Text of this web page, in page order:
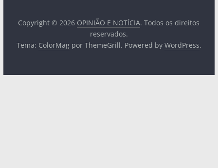
Copyright © 2026 OPINIÃO E NOTÍCIA. Todos os direitos
reservados.
Tema: ColorMagpor ThemeGrill. Powered by WordPress.